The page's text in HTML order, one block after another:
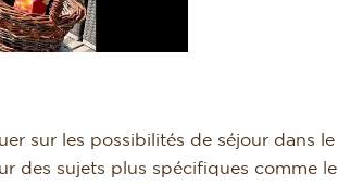
sur les possibilités de séjour dans le
des sujets plus spécifiques comme le